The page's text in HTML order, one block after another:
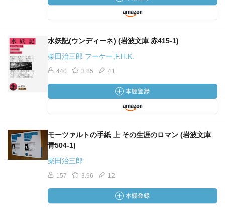
水妖記(ウンディーネ) (岩波文庫 赤415-1)
柴田治三郎 フーケー,F.H.K.
440 3.85 41
モーツァルトの手紙 上 その生涯のロマン (岩波文庫
青504-1)
柴田治三郎
157 3.96 12